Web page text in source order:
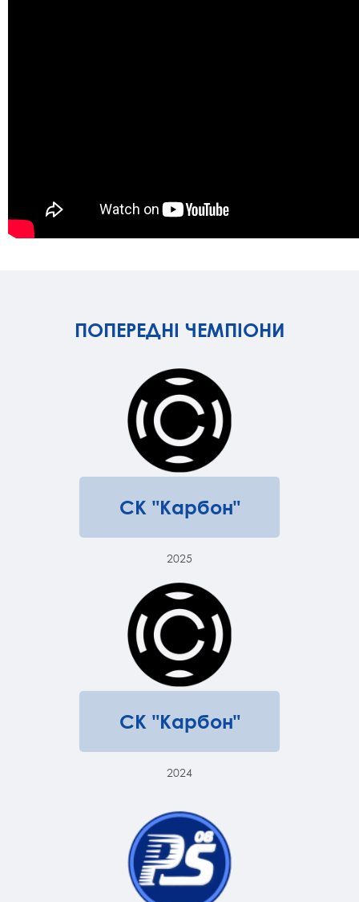
ПОПЕРЕДНІ ЧЕМПІОНИ
СК "Карбон"
2025
СК "Карбон"
2024